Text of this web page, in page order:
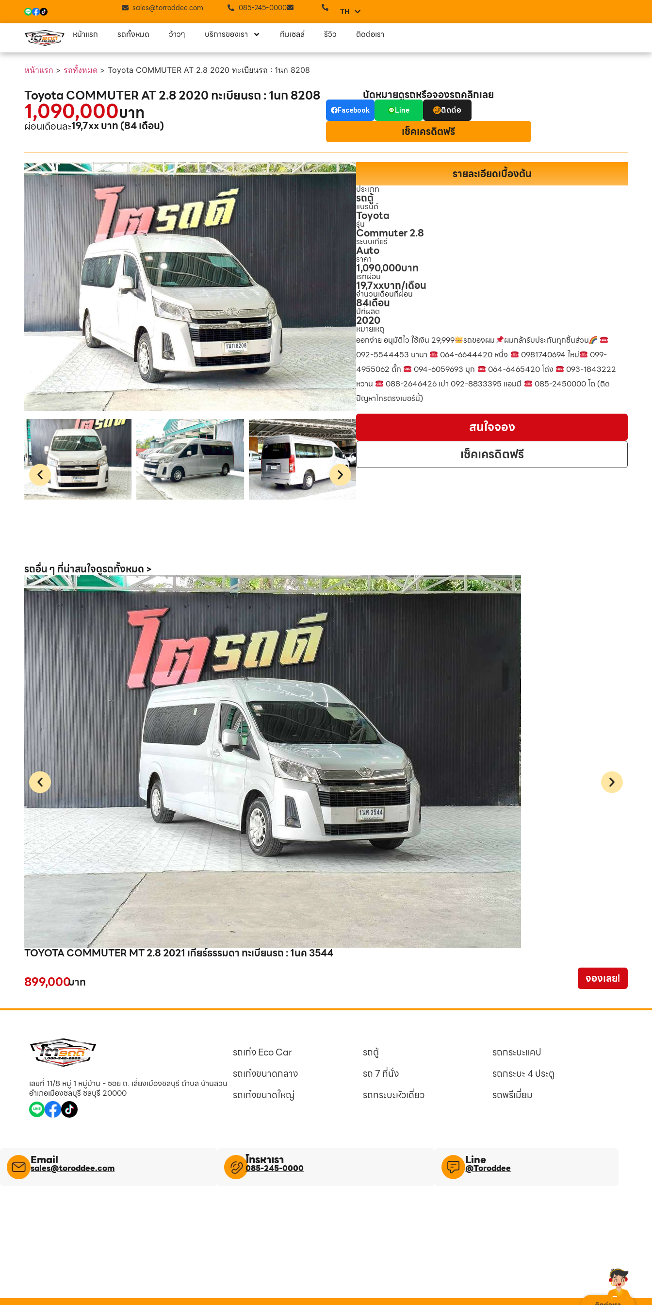
sales@torroddee.com 085-245-0000 TH
EN
หน้าแรก รถทั้งหมด ว้าวๆ บริการของเรา ทีมเซลล์ รีวิว ติดต่อเรา
หน้าแรก > รถทั้งหมด > Toyota COMMUTER AT 2.8 2020 ทะเบียนรถ : 1นก 8208
Toyota COMMUTER AT 2.8 2020 ทะเบียนรถ : 1นก 8208
1,090,000บาท
ผ่อนเดือนละ19,7xx บาท (84 เดือน)
นัดหมายดูรถหรือจองรถคลิกเลย
Facebook Line ติดต่อ
เช็คเครดิตฟรี
รายละเอียดเบื้องต้น
ประเภท
รถตู้
แบรนด์
Toyota
รุ่น
Commuter 2.8
ระบบเกียร์
Auto
ราคา
1,090,000บาท
เรทผ่อน
19,7xxบาท/เดือน
จำนวนเดือนที่ผ่อน
84เดือน
ปีที่ผลิต
2020
หมายเหตุ
ออกง่าย อนุมัติไว ใช้เงิน 29,999
รถของผม
ผมกล้ารับประกันทุกชิ้นส่วน
092-5544453 นานา
064-6644420 หนึ่ง 0981740694 ใหม่
099-
4955062 ตั๊ก
094-6059693 มุก 064-6465420 โด่ง
093-1843222
หวาน
088-2646426 เปา 092-8833395 แอมมี
085-2450000 โต (ติด
ปัญหาโทรตรงเบอร์นี้)
สนใจจอง
เช็คเครดิตฟรี
รถอื่น ๆ ที่น่าสนใจดูรถทั้งหมด >
TOYOTA COMMUTER MT 2.8 2021 เกียร์ธรรมดา ทะเบียนรถ : 1นค 3544
899,000บาท จองเลย!
เลขที่ 11/8 หมู่ 1 หมู่บ้าน - ซอย ถ. เลี่ยงเมืองชลบุรี ตำบล บ้านสวน
อำเภอเมืองชลบุรี ชลบุรี 20000
รถเก๋ง Eco Car
รถเก๋งขนาดกลาง
รถเก๋งขนาดใหญ่
รถตู้
รถ 7 ที่นั่ง
รถกระบะหัวเดี่ยว
รถกระบะแคป
รถกระบะ 4 ประตู
รถพรีเมี่ยม
Email
sales@toroddee.com
โทรหาเรา
085-245-0000
Line​
@Toroddee​